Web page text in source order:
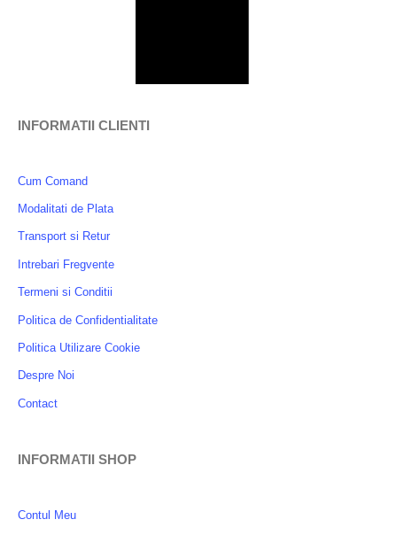
INFORMATII CLIENTI
Cum Comand
Modalitati de Plata
Transport si Retur
Intrebari Fregvente
Termeni si Conditii
Politica de Confidentialitate
Politica Utilizare Cookie
Despre Noi
Contact
INFORMATII SHOP
Contul Meu